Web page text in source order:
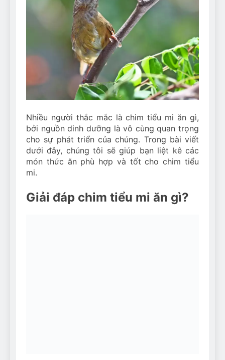
Can Bulldogs Play Fetch?
And How to Train Them!
7 Năm Ago
How Often Do I Need to
Groom My Bulldog
7 Năm Ago
Nhiều người thắc mắc là chim tiểu mi ăn gì,
bởi nguồn dinh dưỡng là vô cùng quan trọng
cho sự phát triển của chúng. Trong bài viết
dưới đây, chúng tôi sẽ giúp bạn liệt kê các
món thức ăn phù hợp và tốt cho chim tiểu
mi.
Giải đáp chim tiểu mi ăn gì?